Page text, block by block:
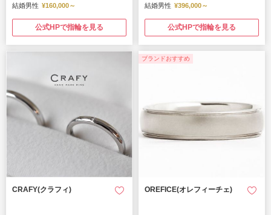
結婚男性 ¥160,000～
公式HPで指輪を見る
結婚男性 ¥396,000～
公式HPで指輪を見る
CRAFY(クラフィ)
ブランドおすすめ
OREFICE(オレフィーチェ)